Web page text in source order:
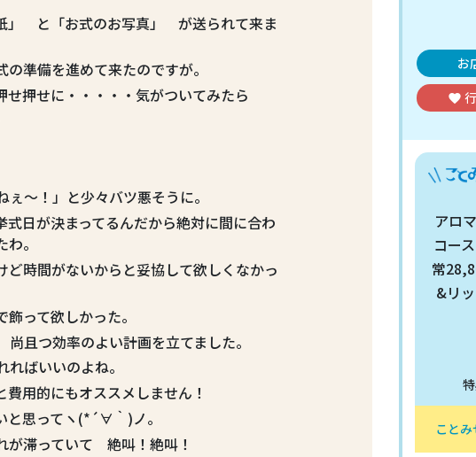
と「お式のお写真」 が送られて来ま
準備を進めて来たのですが。
押せに・・・・・気がついてみたら
～！」と少々バツ悪そうに。
日が決まってるんだから絶対に間に合わ
。
時間がないからと妥協して欲しくなかっ
って欲しかった。
且つ効率のよい計画を立てました。
ばいいのよね。
用的にもオススメしません！
と思ってヽ(*´∀｀)ノ。
が滞っていて 絶叫！絶叫！
お
favorite
アロ
コー
常
&リ
こと